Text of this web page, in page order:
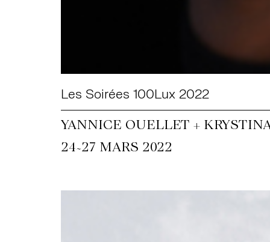
Les Soirées 100Lux 2022
YANNICE OUELLET +
24~27 MARS 2022